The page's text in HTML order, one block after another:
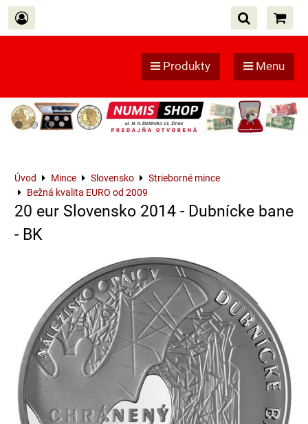
Produkty Menu
Úvod Mince Slovensko
Strieborné mince
Bežná kvalita EURO od 2009
20 eur Slovensko 2014 - Dubnícke bane
- BK